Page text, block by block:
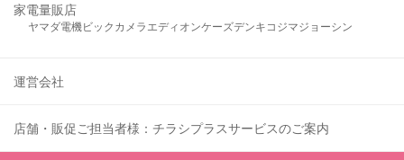
家電量販店
ヤマダ電機ビックカメラ エディオンケーズデンキ コジマジョーシン
運営会社
店舗・販促ご担当者様：チラシプラスサービスのご案内